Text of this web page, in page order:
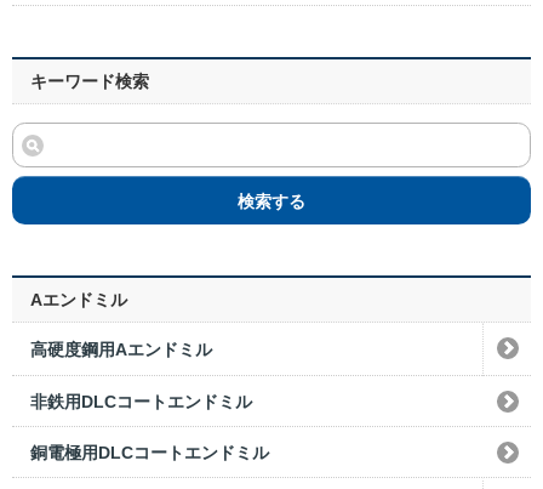
キーワード検索
検索する
Aエンドミル
高硬度鋼用Aエンドミル
非鉄用DLCコートエンドミル
銅電極用DLCコートエンドミル